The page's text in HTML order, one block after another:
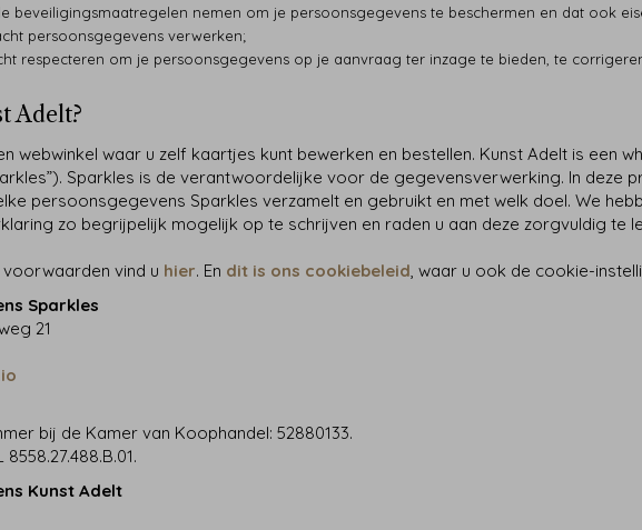
beveiligingsmaatregelen nemen om je persoonsgegevens te beschermen en dat ook
persoonsgegevens verwerken;
respecteren om je persoonsgegevens op je aanvraag ter inzage te bieden, te
Adelt?
webwinkel waar u zelf kaartjes kunt bewerken en bestellen. Kunst Adelt is een
Sparkles is de verantwoordelijke voor de gegevensverwerking. In deze
persoonsgegevens Sparkles verzamelt en gebruikt en met welk doel. We
zo begrijpelijk mogelijk op te schrijven en raden u aan deze zorgvuldig te
vind u hier. En dit is ons cookiebeleid , waar u ook de cookie-
Sparkles
21
bij de Kamer van Koophandel: 52880133.
Kunst Adelt